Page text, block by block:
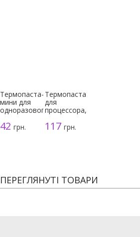
Термопаста-
мини для
одноразового
42 грн.
Термопаста
для
процессора,
117грн.
ПЕРЕГЛЯНУТІ ТОВАРИ